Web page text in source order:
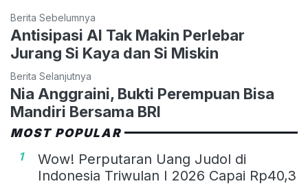
Berita Sebelumnya
Antisipasi AI Tak Makin Perlebar
Jurang Si Kaya dan Si Miskin
Berita Selanjutnya
Nia Anggraini, Bukti Perempuan Bisa
Mandiri Bersama BRI
MOST POPULAR
1
Wow! Perputaran Uang Judol di
Indonesia Triwulan I 2026 Capai Rp40,3